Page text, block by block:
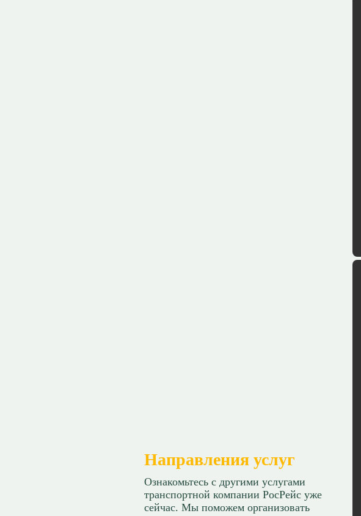
Направления услуг
Ознакомьтесь с другими услугами
транспортной компании РосРейс уже
сейчас. Мы поможем организовать